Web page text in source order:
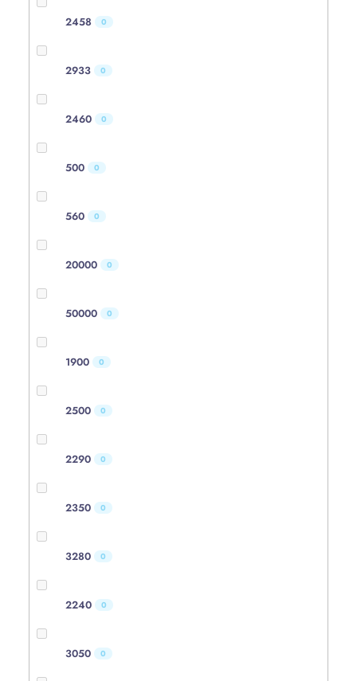
2458 0
2933 0
2460 0
500 0
560 0
20000 0
50000 0
1900 0
2500 0
2290 0
2350 0
3280 0
2240 0
3050 0